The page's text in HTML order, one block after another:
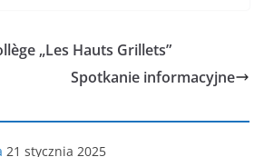
„Les Hauts Grillets”
Spotkanie informacyjne
21 stycznia 2025